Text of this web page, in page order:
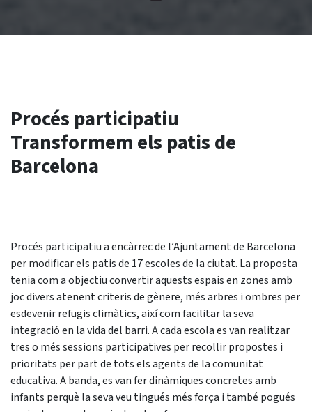
Procés participatiu
Transformem els patis de
Barcelona
Procés participatiu a encàrrec de l’Ajuntament de Barcelona
per modificar els patis de 17 escoles de la ciutat. La proposta
tenia com a objectiu convertir aquests espais en zones amb
joc divers atenent criteris de gènere, més arbres i ombres per
esdevenir refugis climàtics, així com facilitar la seva
integració en la vida del barri. A cada escola es van realitzar
tres o més sessions participatives per recollir propostes i
prioritats per part de tots els agents de la comunitat
educativa. A banda, es van fer dinàmiques concretes amb
infants perquè la seva veu tingués més força i també pogués